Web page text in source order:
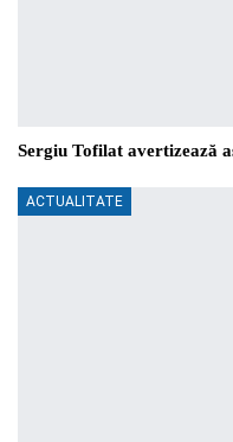
Sergiu Tofilat avertizează
ACTUALITATE